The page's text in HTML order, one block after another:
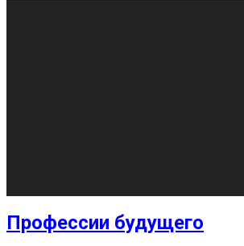
Как бороться со стрессом